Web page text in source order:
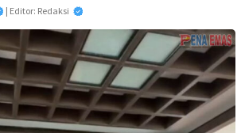
| Editor: Redaksi